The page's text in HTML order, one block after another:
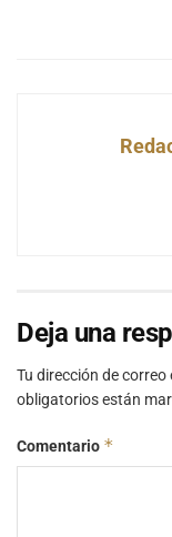
Deja una
Tu dirección de
obligatorios están
Comentario *